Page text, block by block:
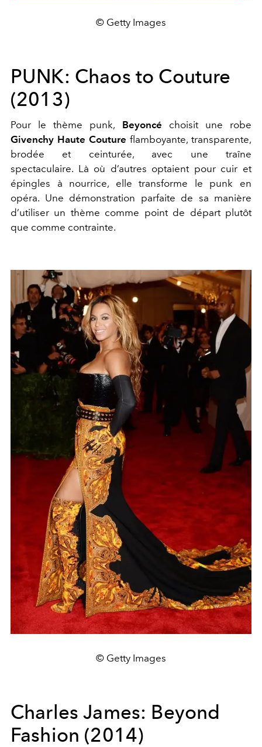
© Getty Images
PUNK: Chaos to Couture
(2013)
Pour le thème punk, Beyoncé choisit une robe
Givenchy Haute Couture flamboyante, transparente,
brodée et ceinturée, avec une traîne
spectaculaire. Là où d’autres optaient pour cuir et
épingles à nourrice, elle transforme le punk en
opéra. Une démonstration parfaite de sa manière
d’utiliser un thème comme point de départ plutôt
que comme contrainte.
© Getty Images
Charles James: Beyond
Fashion (2014)